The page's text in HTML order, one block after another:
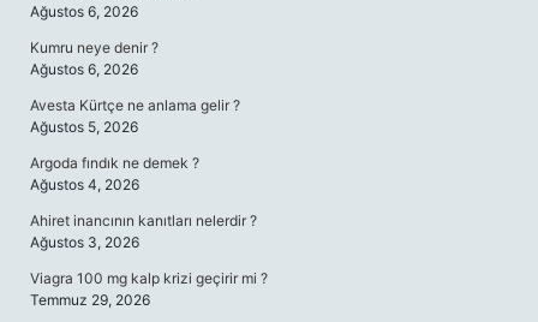
Ağustos 6, 2026
Kumru neye denir ?
Ağustos 6, 2026
Avesta Kürtçe ne anlama gelir ?
Ağustos 5, 2026
Argoda fındık ne demek ?
Ağustos 4, 2026
Ahiret inancının kanıtları nelerdir ?
Ağustos 3, 2026
Viagra 100 mg kalp krizi geçirir mi ?
Temmuz 29, 2026